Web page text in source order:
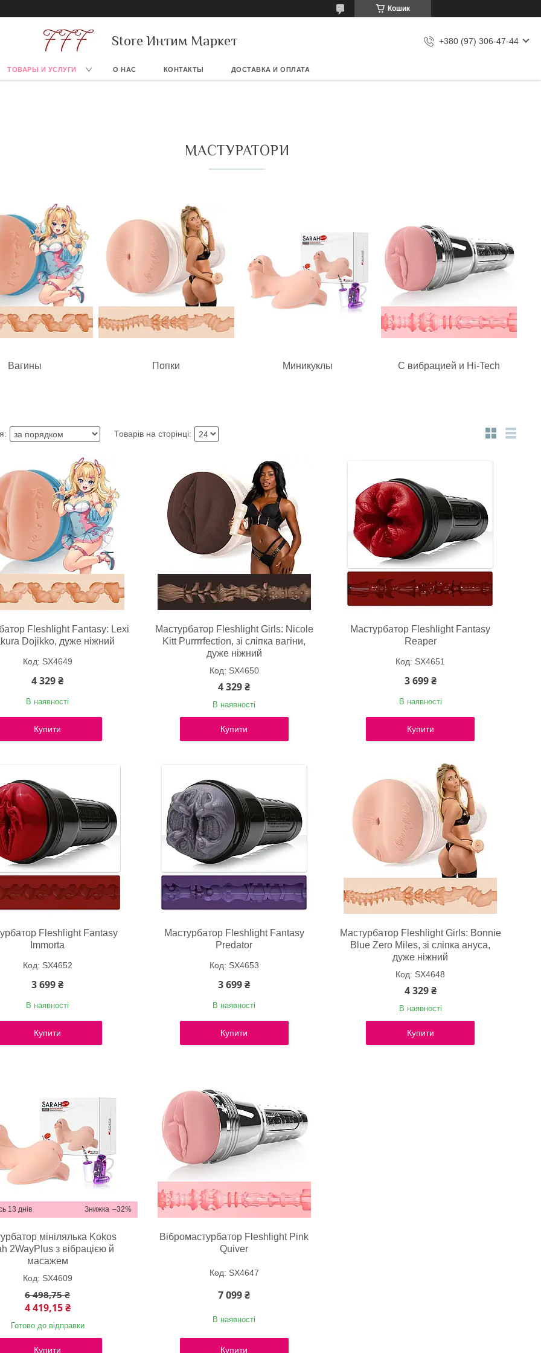
Кошик
Store Интим Маркет +380 (97) 306-47-44
ТОВАРЫ И УСЛУГИ О НАС КОНТАКТЫ ДОСТАВКА И ОПЛАТА
МАСТУРАТОРИ
Вагины Попки Миникуклы С вибрацией и Hi-Tech
Fleshlight Fantasy: Lexi
Dojikko, дуже ніжний
SX4649
4 329 ₴
В наявності
Купити
Мастурбатор Fleshlight Girls: Nicole
Kitt Purrrrfection, зі сліпка вагіни,
дуже ніжний
SX4650
4 329 ₴
В наявності
Купити
Мастурбатор Fleshlight Fantasy
Reaper
SX4651
3 699 ₴
В наявності
Купити
Fleshlight Fantasy
Immorta
SX4652
3 699 ₴
В наявності
Купити
Мастурбатор Fleshlight Fantasy
Predator
SX4653
3 699 ₴
В наявності
Купити
Мастурбатор Fleshlight Girls: Bonnie
Blue Zero Miles, зі сліпка ануса,
дуже ніжний
SX4648
4 329 ₴
В наявності
Купити
–32%
13 днів
мінілялька Kokos
2WayPlus з вібрацією й
масажем
SX4609
6 498,75 ₴
4 419,15 ₴
Готово до відправки
Купити
Вібромастурбатор Fleshlight Pink
Quiver
SX4647
7 099 ₴
В наявності
Купити